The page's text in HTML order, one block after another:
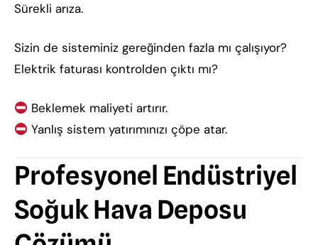
Sürekli arıza.
Sizin de sisteminiz gereğinden fazla mı çalışıyor?
Elektrik faturası kontrolden çıktı mı?
Beklemek maliyeti artırır.
Yanlış sistem yatırımınızı çöpe atar.
Profesyonel Endüstriyel
Soğuk Hava Deposu